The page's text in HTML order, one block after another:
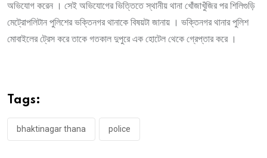
অভিযোগ করেন । সেই অভিযোগের ভিত্তিতে স্থানীয় থানা খোঁজাখুঁজির পর শিলিগুড়ি
মেট্রোপলিটান পুলিশের ভক্তিনগর থানাকে বিষয়টা জানায় । ভক্তিনগর থানার পুলিশ
মোবাইলের ট্রেস করে তাকে গতকাল দুপুরে এক হোটেল থেকে গ্রেপ্তার করে ।
Tags:
bhaktinagar thana police